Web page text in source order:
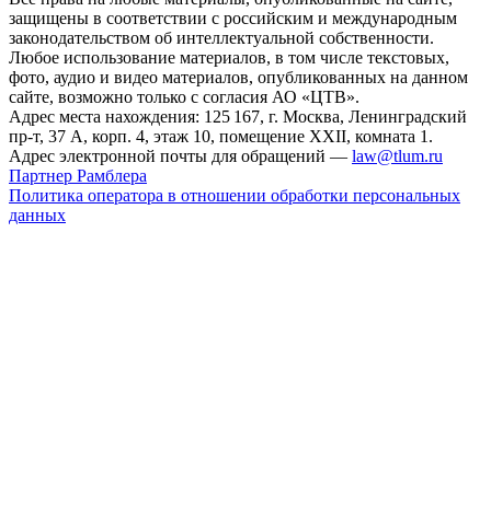
защищены в соответствии с российским и международным
законодательством об интеллектуальной собственности.
Любое использование материалов, в том числе текстовых,
фото, аудио и видео материалов, опубликованных на данном
сайте, возможно только с согласия АО «ЦТВ».
Адрес места нахождения: 125 167, г. Москва, Ленинградский
пр-т, 37 А, корп. 4, этаж 10, помещение XXII, комната 1.
Адрес электронной почты для обращений — law@tlum.ru
Партнер Рамблера
Политика оператора в отношении обработки персональных
данных